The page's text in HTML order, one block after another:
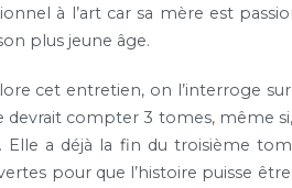
à l’art car sa mère est
plus jeune âge.
cet entretien, on l’interroge sur
devrait compter 3 tomes, même
Elle a déjà la fin du troisième
pour que l’histoire puisse